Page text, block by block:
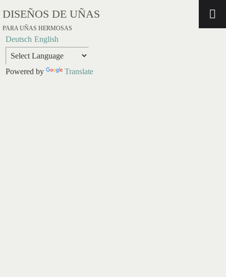
DISEÑOS DE UÑAS
PARA UÑAS HERMOSAS
Deutsch English
Powered by Translate